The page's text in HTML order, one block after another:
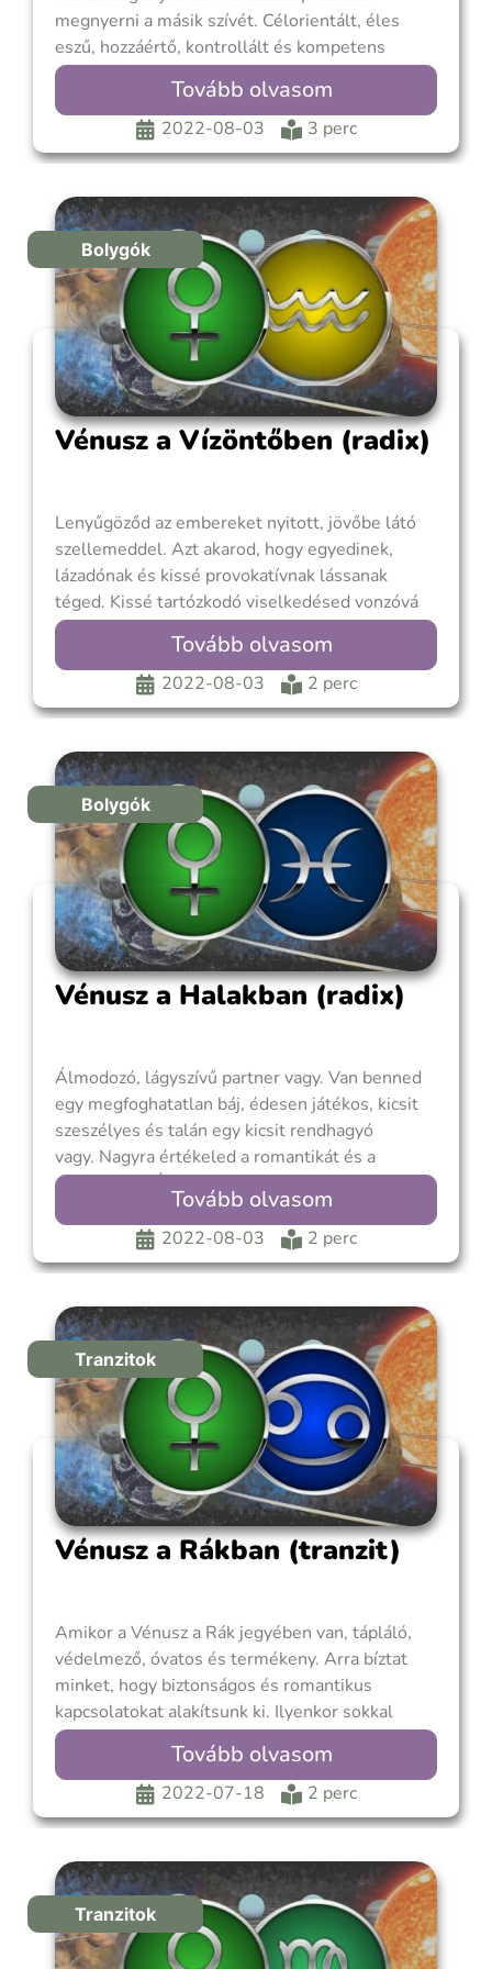
megnyerni a másik szívét. Célorientált, éles
eszű, hozzáértő, kontrollált és kompetens
vagy. Szereted kapcsolataidban a
kiszámíthatóságot, mivel óvatos vagy a
szerelemben. A kompetencia auráját vetíted
előre, és magányos viselkedésed hűvös módon
megfontolt vagy, úgy tűnhet, hogy hiányzik a
Tovább olvasom
2022-08-03 3 perc
Bolygók
Vénusz a Vízöntőben (radix)
Lenyűgöződ az embereket nyitott, jövőbe látó
szellemeddel. Azt akarod, hogy egyedinek,
lázadónak és kissé provokatívnak lássanak
téged. Kissé tartózkodó viselkedésed vonzóvá
tesz. Azt akarod, hogy elismerjék és értékeljék,
hogy szívügyekben nem követed a járt utat. A
szokatlan kapcsolatok vonzanak. Nem akarsz
minden szabályt betartani, bár lehet, hogy jó
Tovább olvasom
2022-08-03 2 perc
Bolygók
Vénusz a Halakban (radix)
Álmodozó, lágyszívű partner vagy. Van benned
egy megfoghatatlan báj, édesen játékos, kicsit
szeszélyes és talán egy kicsit rendhagyó
vagy. Nagyra értékeled a romantikát és a
költészetet. Érzékeny vagy és ezt gyakran az
egész emberiségre kiterjeszted. Szerelmed
feltétel nélküli. Szereted az esélytelenebbeket,
és vonzódsz azokhoz az emberekhez, akiknek
világszemléleteddel
Tovább olvasom
2022-08-03 2 perc
Tranzitok
Vénusz a Rákban (tranzit)
Amikor a Vénusz a Rák jegyében van, tápláló,
védelmező, óvatos és termékeny. Arra bíztat
minket, hogy biztonságos és romantikus
kapcsolatokat alakítsunk ki. Ilyenkor sokkal
kedvesebbek, ragaszkodóbbak, bújósabbak
vagyunk. Szeretetünket a törődésen és az
odaadáson keresztül nyilvánítjuk ki. Akkor
érezzük a legjobban magunkat, ha biztonságban
lesznek
Tovább olvasom
2022-07-18 2 perc
Tranzitok